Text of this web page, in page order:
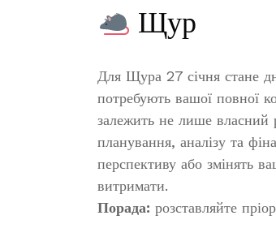
Щур
Для Щура 27 січня стане
потребують вашої повної
залежить не лише власний
планування, аналізу та
перспективу або змінять
витримати.
Порада: розставляйте